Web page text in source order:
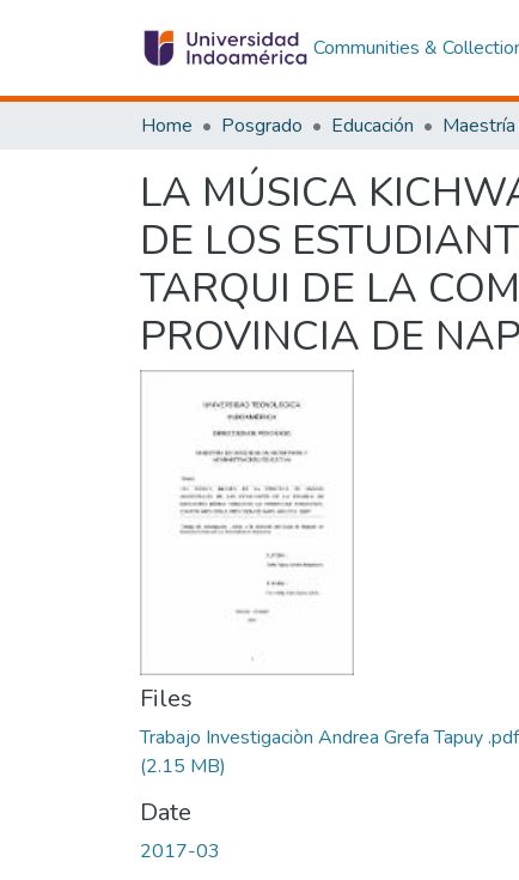
Communities &
Home Posgrado Educación
LA MÚSICA
DE LOS
TARQUI DE LA
PROVINCIA DE
Files
Trabajo Investigaciòn Andrea Grefa Tapuy .pdf
(2.15 MB)
Date
2017-03